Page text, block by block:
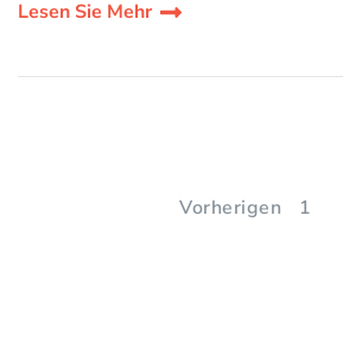
Lesen Sie Mehr
Vorherigen SEITE
1